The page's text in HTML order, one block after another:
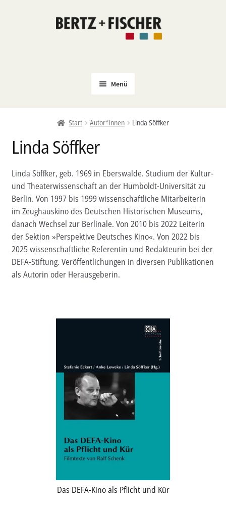
Zur
Zum
Menü
Coming Soon
Politik
PROKLA
Open Access
Untermenü
öffnen
Film & Kultur
Untermenü
öffnen
Autor*innen
Aktuelles
Verlag
Start Autor*innen Linda Söffker
Linda Söffker
Linda Söffker, geb. 1969 in Eberswalde. Studium der Kultur-
und Theaterwissenschaft an der Humboldt-Universität zu
Berlin. Von 1997 bis 1999 wissenschaftliche Mitarbeiterin
im Zeughauskino des Deutschen Historischen Museums,
danach Wechsel zur Berlinale. Von 2010 bis 2022 Leiterin
der Sektion »Perspektive Deutsches Kino«. Von 2022 bis
2025 wissenschaftliche Referentin und Redakteurin bei der
DEFA-Stiftung. Veröffentlichungen in diversen Publikationen
als Autorin oder Herausgeberin.
Das DEFA-Kino als Pflicht und Kür